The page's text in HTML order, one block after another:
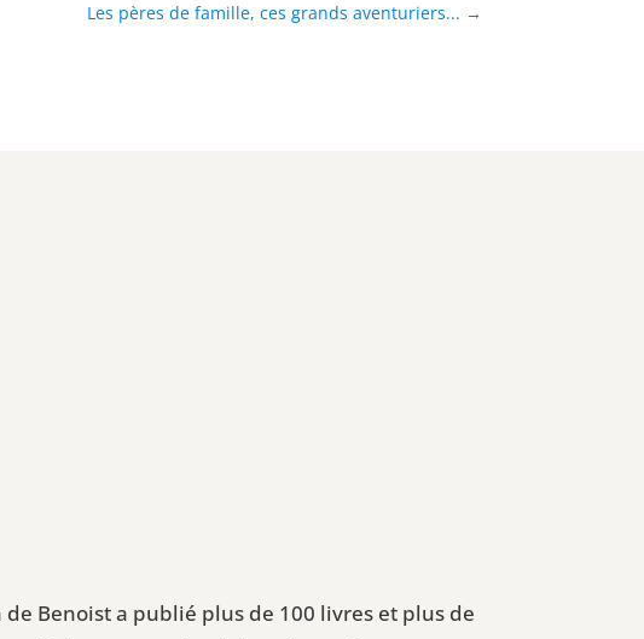
Les pères de famille, ces grands aventuriers... →
Benoist a publié plus de 100 livres et plus de